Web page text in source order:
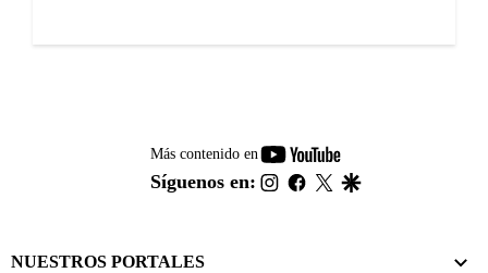
Más contenido en
youtube-
footer
Síguenos en: instagram
facebook
twitter
NUESTROS PORTALES